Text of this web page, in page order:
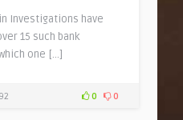
Investigations have
15 such bank
one […]
0 0